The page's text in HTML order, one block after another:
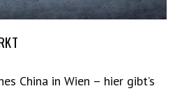
China in Wien – hier gibt’s